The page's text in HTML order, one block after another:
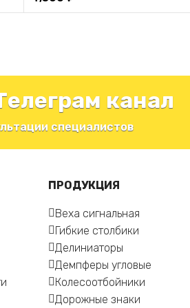
канал
специалистов
ПРОДУКЦИЯ
Веха сигнальная
Гибкие столбики
Делиниаторы
Демпферы угловые
Колесоотбойники
Дорожные знаки